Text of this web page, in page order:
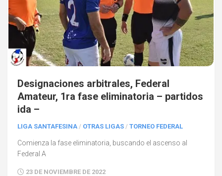
Designaciones arbitrales, Federal
Amateur, 1ra fase eliminatoria – partidos
ida –
LIGA SANTAFESINA / OTRAS LIGAS / TORNEO FEDERAL
Comienza la fase eliminatoria, buscando el ascenso al
Federal A
23 DE NOVIEMBRE DE 2022